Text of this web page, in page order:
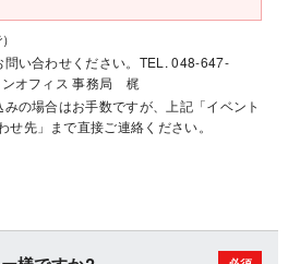
問い合わせください。TEL. 048-647-
オフィス 事務局 梶
の場合はお手数ですが、上記「イベント
せ先」まで直接ご連絡ください。